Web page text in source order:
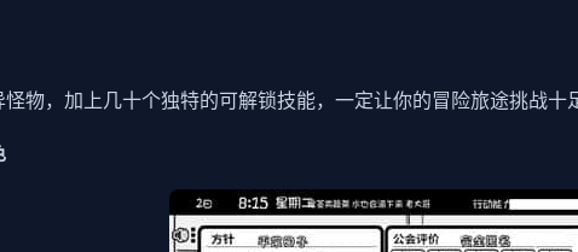
物，加上几十个独特的可解锁技能，一定让你的冒险旅途挑战十